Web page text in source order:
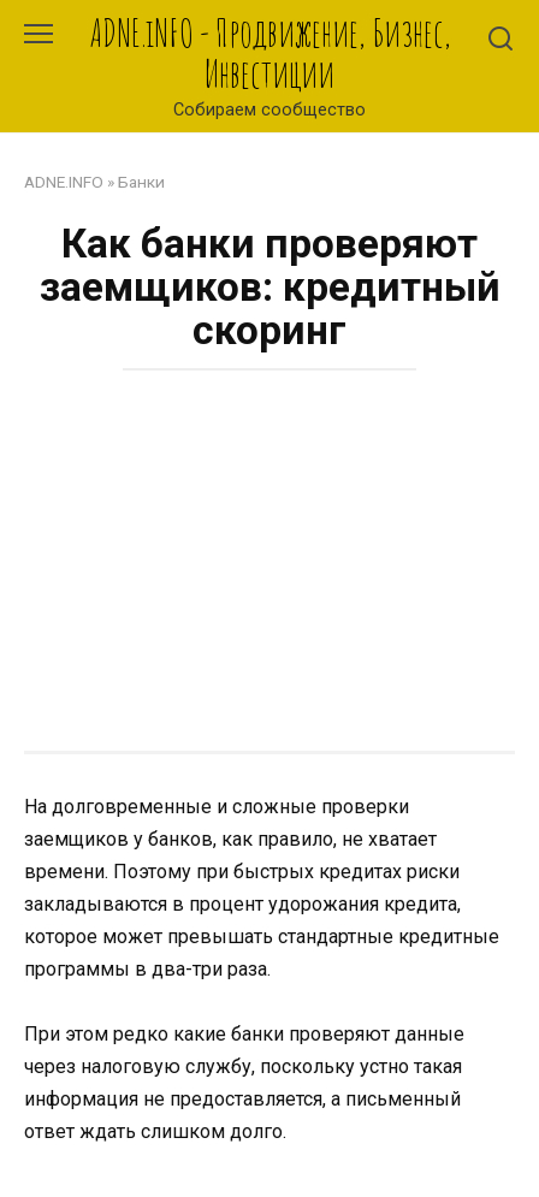
ADNE.iNFO - Продвижение, Бизнес,
Инвестиции
Собираем сообщество
ADNE.INFO »Банки
Как банки проверяют
заемщиков: кредитный
скоринг
На долговременные и сложные проверки
заемщиков у банков, как правило, не хватает
времени. Поэтому при быстрых кредитах риски
закладываются в процент удорожания кредита,
которое может превышать стандартные кредитные
программы в два-три раза.
При этом редко какие банки проверяют данные
через налоговую службу, поскольку устно такая
информация не предоставляется, а письменный
ответ ждать слишком долго.